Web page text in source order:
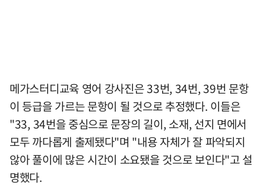
메가스터디교육 영어 강사진은 33번, 34번, 39번 문항
이 등급을 가르는 문항이 될 것으로 추정했다. 이들은
"33, 34번을 중심으로 문장의 길이, 소재, 선지 면에서
모두 까다롭게 출제됐다"며 "내용 자체가 잘 파악되지
않아 풀이에 많은 시간이 소요됐을 것으로 보인다"고 설
명했다.